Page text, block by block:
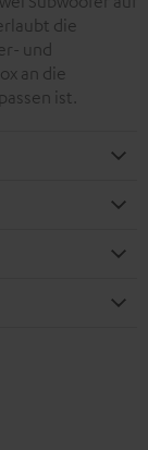
die
und
an die
ist.